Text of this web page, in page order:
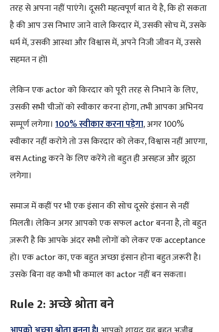
तरह से अपना नहीं पाएंगे। दूसरी महत्वपूर्ण बात ये है, कि हो सकता
है की आप उस निभाए जाने वाले किरदार में, उसकी सोच में, उसके
धर्म में, उसकी आस्था और विश्वास में, अपने निजी जीवन में, उससे
सहमत न होंI
लेकिन एक actor को किरदार को पूरी तरह से निभाने के लिए,
उसकी सभी चीजों को स्वीकार करना होगा, तभी आपका अभिनय
सम्पूर्ण लगेगा। 100% स्वीकार करना पड़ेगा, अगर 100%
स्वीकार नहीं करोगे तो उस किरदार को लेकर, विश्वास नहीं आएगा,
बस Acting करने के लिए करेंगे तो बहुत ही असहज और झूठा
लगेगा।
समाज में कहीं पर भी एक इंसान की सोच दूसरे इंसान से नहीं
मिलती। लेकिन अगर आपको एक सफल actor बनना है, तो बहुत
ज़रूरी है कि आपके अंदर सभी लोगों को लेकर एक acceptance
हो। एक actor का, एक बहुत अच्छा इंसान होना बहुत ज़रूरी है।
उसके बिना वह कभी भी कमाल का actor नहीं बन सकता।
Rule 2: अच्छे श्रोता बने